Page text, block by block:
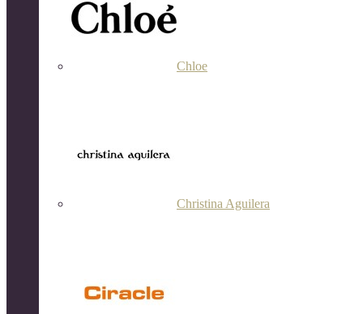
Chloe
Christina Aguilera